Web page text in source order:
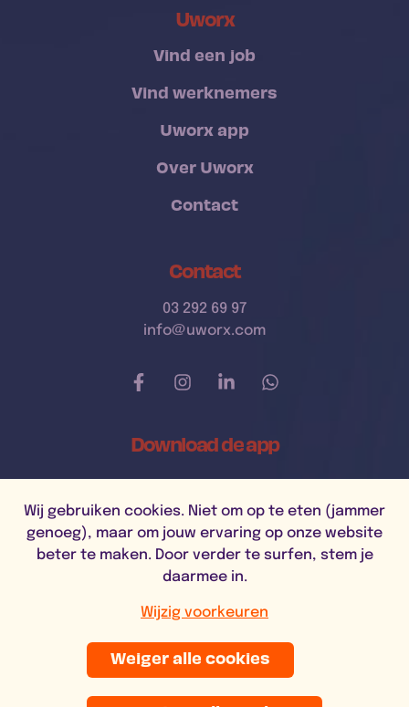
Wij gebruiken cookies. Niet om op te eten (jammer
genoeg), maar om jouw ervaring op onze website
beter te maken. Door verder te surfen, stem je
daarmee in.
Wijzig voorkeuren
Weiger alle cookies
Uworx
Vind een job
Vind werknemers
Uworx app
Over Uworx
Contact
Contact
03 292 69 97
info@uworx.com
Download de app